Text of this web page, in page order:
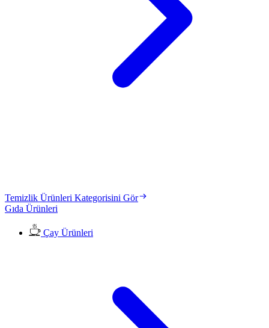
Temizlik Ürünleri Kategorisini Gör
Gıda Ürünleri
Çay Ürünleri